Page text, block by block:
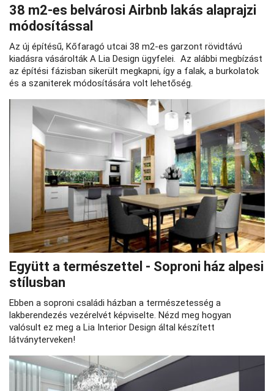
38 m2-es belvárosi Airbnb lakás alaprajzi
módosítással
Az új építésű, Kőfaragó utcai 38 m2-es garzont rövidtávú
kiadásra vásárolták A Lia Design ügyfelei. Az alábbi megbízást
az építési fázisban sikerült megkapni, így a falak, a burkolatok
és a szaniterek módosítására volt lehetőség.
Együtt a természettel - Soproni ház alpesi
stílusban
Ebben a soproni családi házban a természetesség a
lakberendezés vezérelvét képviselte. Nézd meg hogyan
valósult ez meg a Lia Interior Design által készített
látványterveken!